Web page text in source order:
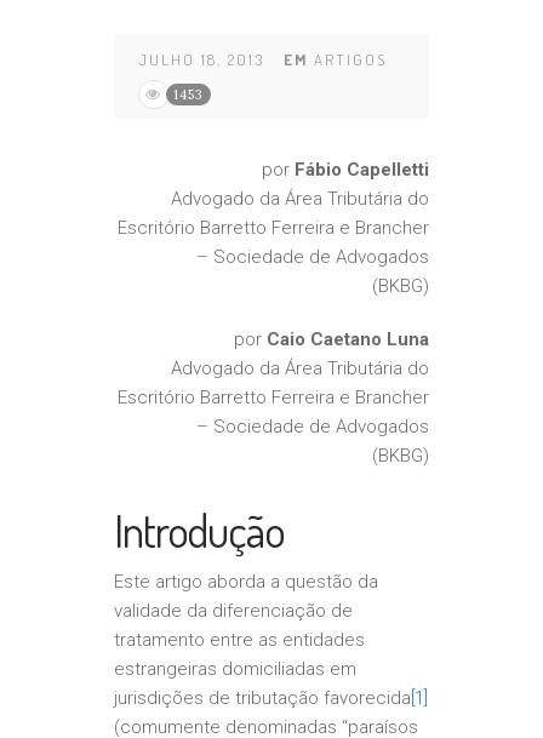
JULHO 18, 2013 EM ARTIGOS
1453
por Fábio Capelletti
Advogado da Área Tributária do
Escritório Barretto Ferreira e Brancher
– Sociedade de Advogados
(BKBG)
por Caio Caetano Luna
Advogado da Área Tributária do
Escritório Barretto Ferreira e Brancher
– Sociedade de Advogados
(BKBG)
Introdução
Este artigo aborda a questão da
validade da diferenciação de
tratamento entre as entidades
estrangeiras domiciliadas em
jurisdições de tributação favorecida [1]
(comumente denominadas “paraísos